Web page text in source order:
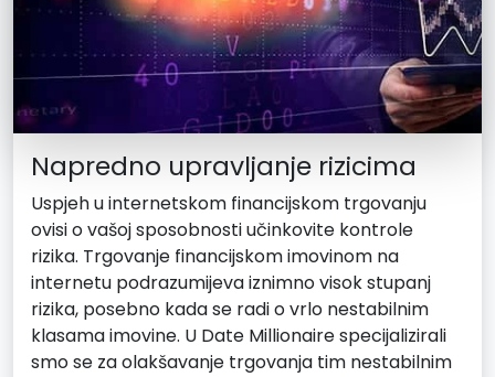
Napredno upravljanje rizicima
Uspjeh u internetskom financijskom trgovanju
ovisi o vašoj sposobnosti učinkovite kontrole
rizika. Trgovanje financijskom imovinom na
internetu podrazumijeva iznimno visok stupanj
rizika, posebno kada se radi o vrlo nestabilnim
klasama imovine. U Date Millionaire specijalizirali
smo se za olakšavanje trgovanja tim nestabilnim